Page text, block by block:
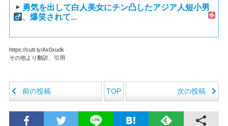
勇気を出して白人美女にチン凸したアジア人短小男
、爆笑されて...
https://cutt.ly/Ax0xudk
その他より翻訳、引用
前の投稿 TOP 次の投稿